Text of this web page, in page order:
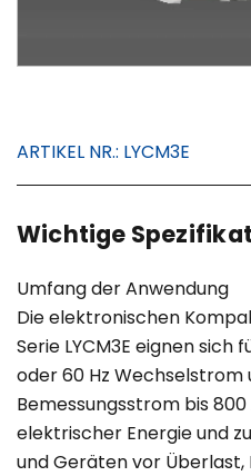
ARTIKEL NR.: LYCM3E
Wichtige
Umfang der Anwendung
Die elektronischen
Serie LYCM3E eignen
oder 60 Hz Wechselstrom
Bemessungsstrom bis
elektrischer Energie und
und Geräten vor Überlast,